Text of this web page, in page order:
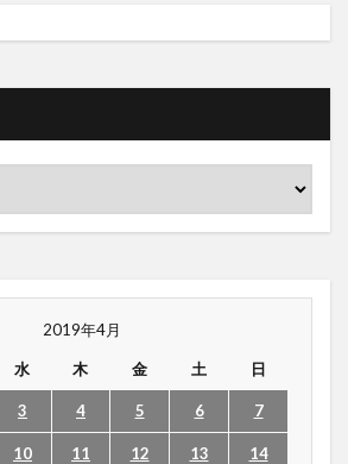
2019年4月
水 木 金 土 日
3 4 5 6 7
10 11 12 13 14